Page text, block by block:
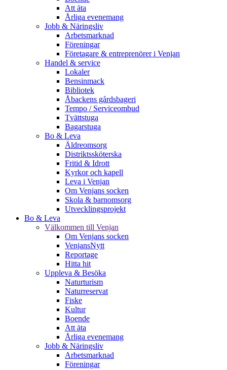
Att äta
Årliga evenemang
Jobb & Näringsliv
Arbetsmarknad
Föreningar
Företagare & entreprenörer i Venjan
Handel & service
Lokaler
Bensinmack
Bibliotek
Åbackens gårdsbageri
Tempo / Serviceombud
Tvättstuga
Bagarstuga
Bo & Leva
Äldreomsorg
Distriktssköterska
Fritid & Idrott
Kyrkor och kapell
Leva i Venjan
Om Venjans socken
Skola & barnomsorg
Utvecklingsprojekt
Bo & Leva
Välkommen till Venjan
Om Venjans socken
VenjansNytt
Reportage
Hitta hit
Uppleva & Besöka
Naturturism
Naturreservat
Fiske
Kultur
Boende
Att äta
Årliga evenemang
Jobb & Näringsliv
Arbetsmarknad
Föreningar